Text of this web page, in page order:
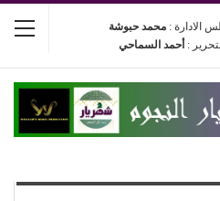
الادارة : محمد حبوشة
: أحمد السماحي